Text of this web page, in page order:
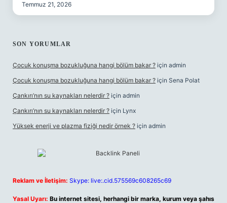
Temmuz 21, 2026
SON YORUMLAR
Çocuk konuşma bozukluğuna hangi bölüm bakar ? için admin
Çocuk konuşma bozukluğuna hangi bölüm bakar ? için Sena Polat
Çankırı’nın su kaynakları nelerdir ? için admin
Çankırı’nın su kaynakları nelerdir ? için Lynx
Yüksek enerji ve plazma fiziği nedir örnek ? için admin
Reklam ve İletişim: Skype: live:.cid.575569c608265c69
Yasal Uyarı: Bu internet sitesi, herhangi bir marka, kurum veya şahıs